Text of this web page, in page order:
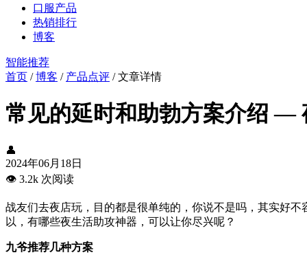
口服产品
热销排行
博客
智能推荐
首页 /博客 / 产品点评 /文章详情
常见的延时和助勃方案介绍 —
👤
2024年06月18日
👁️ 3.2k 次阅读
战友们去夜店玩，目的都是很单纯的，你说不是吗，其实好
以，有哪些夜生活助攻神器，可以让你尽兴呢？
九爷推荐几种方案